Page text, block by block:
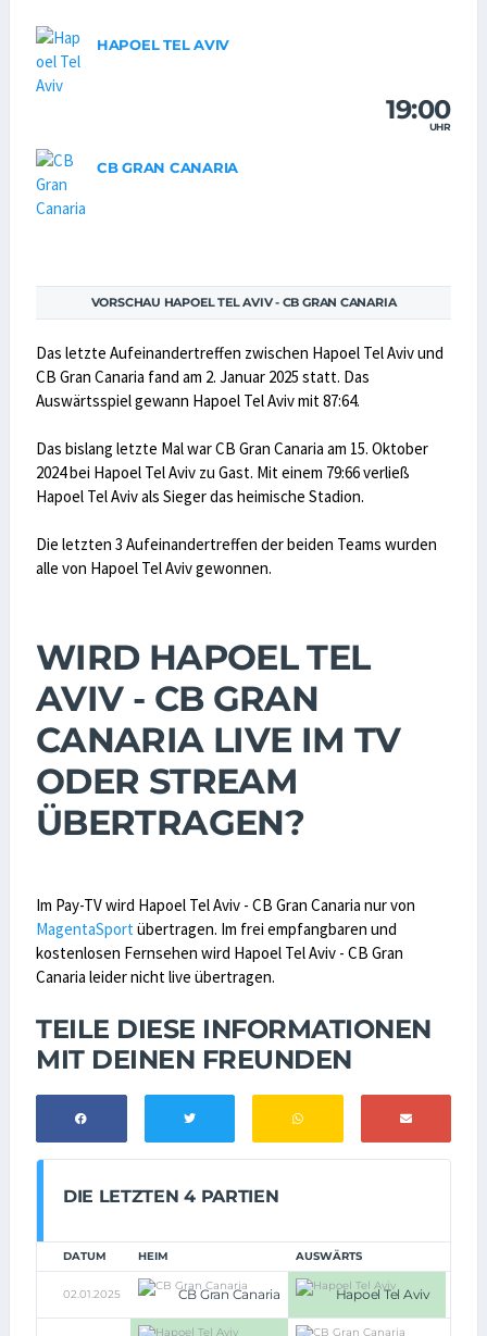
HAPOEL TEL AVIV
19:00
UHR
CB GRAN CANARIA
VORSCHAU HAPOEL TEL AVIV - CB GRAN CANARIA
Das letzte Aufeinandertreffen zwischen Hapoel Tel Aviv und
CB Gran Canaria fand am 2. Januar 2025 statt. Das
Auswärtsspiel gewann Hapoel Tel Aviv mit 87:64.
Das bislang letzte Mal war CB Gran Canaria am 15. Oktober
2024 bei Hapoel Tel Aviv zu Gast. Mit einem 79:66 verließ
Hapoel Tel Aviv als Sieger das heimische Stadion.
Die letzten 3 Aufeinandertreffen der beiden Teams wurden
alle von Hapoel Tel Aviv gewonnen.
WIRD HAPOEL TEL
AVIV - CB GRAN
CANARIA LIVE IM TV
ODER STREAM
ÜBERTRAGEN?
Im Pay-TV wird Hapoel Tel Aviv - CB Gran Canaria nur von
MagentaSportübertragen. Im frei empfangbaren und
kostenlosen Fernsehen wird Hapoel Tel Aviv - CB Gran
Canaria leider nicht live übertragen.
TEILE DIESE INFORMATIONEN
MIT DEINEN FREUNDEN
DIE LETZTEN 4 PARTIEN
DATUM HEIM AUSWÄRTS
02.01.2025 CB Gran Canaria Hapoel Tel Aviv